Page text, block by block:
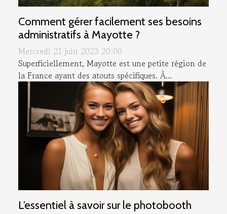
Comment gérer facilement ses besoins
administratifs à Mayotte ?
Mercredi 21 juin 2023 20:00
Superficiellement, Mayotte est une petite région de
la France ayant des atouts spécifiques. À...
L’essentiel à savoir sur le photobooth